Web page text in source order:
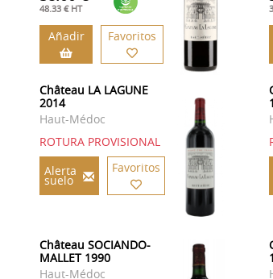
48.33 € HT
Añadir Favoritos
Château LA LAGUNE
2014
Haut-Médoc
ROTURA PROVISIONAL
Alerta
suelo
Favoritos
Château SOCIANDO-
MALLET 1990
Haut-Médoc